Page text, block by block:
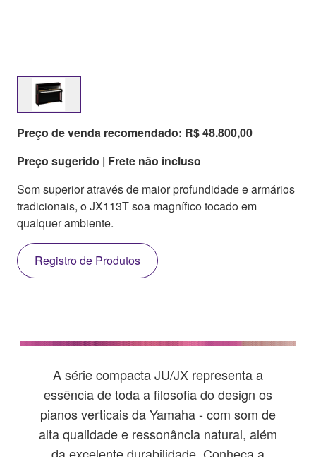
Preço de venda recomendado: R$ 48.800,00
Preço sugerido | Frete não incluso
Som superior através de maior profundidade e armários
tradicionais, o JX113T soa magnífico tocado em
qualquer ambiente.
Registro de Produtos
A série compacta JU/JX representa a
essência de toda a filosofia do design os
pianos verticais da Yamaha - com som de
alta qualidade e ressonância natural, além